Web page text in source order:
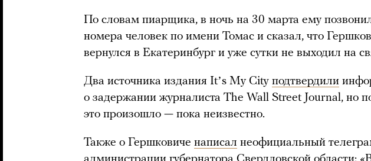
По словам пиарщика, в ночь на 30 марта ему
номера человек по имени Томас и сказал, что
вернулся в Екатеринбург и уже сутки не выходил на
Два источника издания Itʼs My City подтвердили
о задержании журналиста The Wall Street Journal, но
это произошло — пока неизвестно.
Также о Гершковиче написал неофициальный